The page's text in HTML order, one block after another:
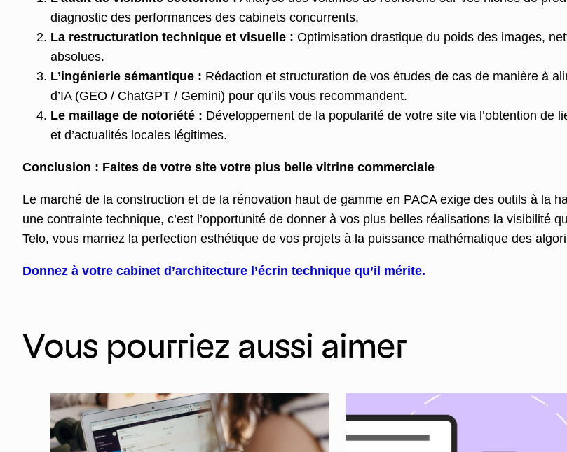
diagnostic des performances des cabinets concurrents.
La restructuration technique et visuelle : Optimisation drastique du poids des images,
absolues.
L’ingénierie sémantique : Rédaction et structuration de vos études de cas de manière à
d’IA (GEO / ChatGPT / Gemini) pour qu’ils vous recommandent.
Le maillage de notoriété : Développement de la popularité de votre site via l’obtention de
et d’actualités locales légitimes.
Conclusion : Faites de votre site votre plus belle vitrine commerciale
Le marché de la construction et de la rénovation haut de gamme en PACA exige des outils à la
une contrainte technique, c’est l’opportunité de donner à vos plus belles réalisations la visibilité
Telo, vous marriez la perfection esthétique de vos projets à la puissance mathématique des
Donnez à votre cabinet d’architecture l’écrin technique qu’il mérite.
Vous pourriez aussi aimer